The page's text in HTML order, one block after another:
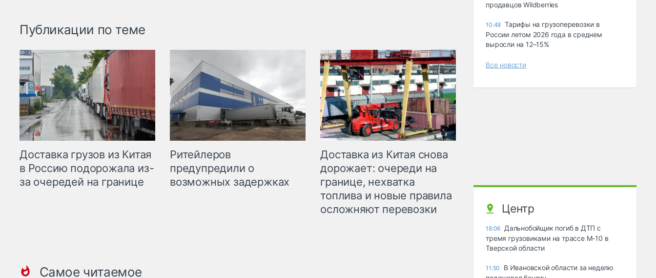
Публикации по теме
Доставка грузов из Китая
в Россию подорожала из-
за очередей на границе
Ритейлеров
предупредили о
возможных задержках
Доставка из Китая снова
дорожает: очереди на
границе, нехватка
топлива и новые правила
осложняют перевозки
Самое читаемое
продавцов Wildberries
10:48 Тарифы на грузоперевозки в
России летом 2026 года в среднем
выросли на 12–15%
Все новости
Центр
18:06 Дальнобойщик погиб в ДТП с
тремя грузовиками на трассе М-10 в
Тверской области
11:50
В Ивановской области за неделю